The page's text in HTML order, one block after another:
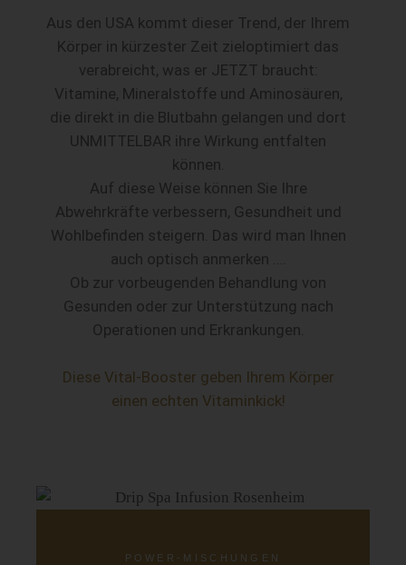
Aus den USA kommt dieser Trend, der Ihrem
Körper in kürzester Zeit zieloptimiert das
verabreicht, was er JETZT braucht:
Vitamine, Mineralstoffe und Aminosäuren,
die direkt in die Blutbahn gelangen und dort
UNMITTELBAR ihre Wirkung entfalten
können.
Auf diese Weise können Sie Ihre
Abwehrkräfte verbessern, Gesundheit und
Wohlbefinden steigern. Das wird man Ihnen
auch optisch anmerken ….
Ob zur vorbeugenden Behandlung von
Gesunden oder zur Unterstützung nach
Operationen und Erkrankungen.
Diese Vital-Booster geben Ihrem Körper
einen echten Vitaminkick!
POWER-MISCHUNGEN